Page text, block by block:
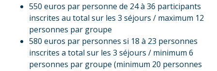
550 euros par personne de 24 à 36 participants
inscrites au total sur les 3 séjours / maximum 12
personnes par groupe
580 euros par personnes si 18 à 23 personnes
inscrites a total sur les 3 séjours / minimum 6
personnes par groupe (minimum 20 personnes